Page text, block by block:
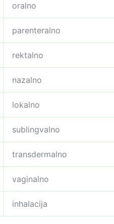
oralno
parenteralno
rektalno
nazalno
lokalno
sublingvalno
transdermalno
vaginalno
inhalacija